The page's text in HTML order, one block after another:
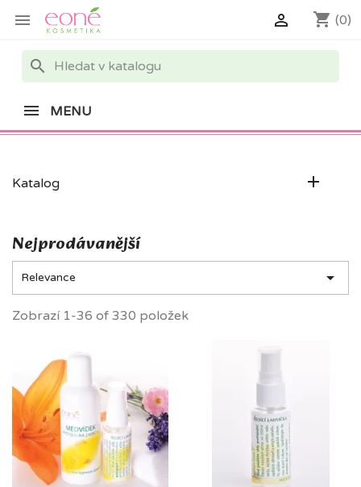
 shopping_cart (0)

search
MENU
Katalog 
Nejprodávanější
Relevance 
Zobrazí 1-36 of 330 položek